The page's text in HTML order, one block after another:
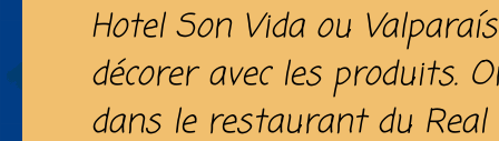
Hotel Son Vida ou
décorer avec les produits.
dans le restaurant du